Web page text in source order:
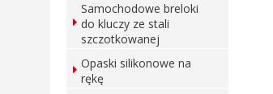
Samochodowe breloki
do kluczy ze stali
szczotkowanej
Opaski silikonowe na
rękę